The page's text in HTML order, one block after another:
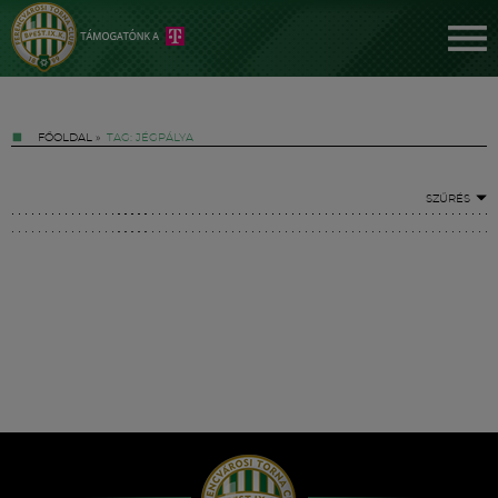
FŐOLDAL » TAG: JÉGPÁLYA
SZŰRÉS
Hírek